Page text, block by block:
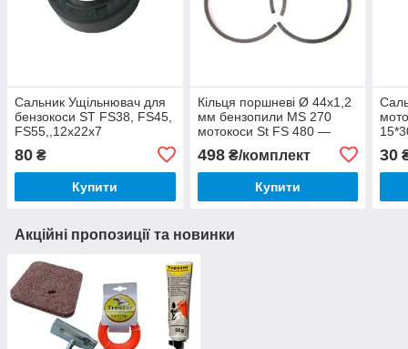
Сальник Ущільнювач для
бензокоси ST FS38, FS45,
FS55,,12x22x7
80 ₴
Купити
Кільця поршневі Ø 44x1,2
мм бензопили MS 270
мотокоси St FS 480 —
498₴/комплект
Купити
30
Акційні пропозиції та новинки